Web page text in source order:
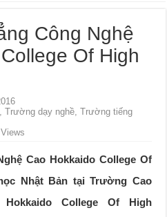
Công Nghệ
Of High
,Trường dạy nghề,Trường tiếng
Cao Hokkaido College Of
Nhật Bản tại Trường Cao
College Of High